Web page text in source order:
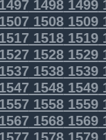
14981499
15081509
15181519
15281529
15381539
15481549
15581559
15681569